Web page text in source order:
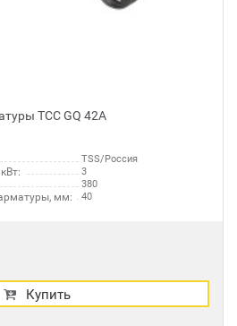
ТСС GQ 42А
TSS/Россия
3
380
мм: 40
Купить